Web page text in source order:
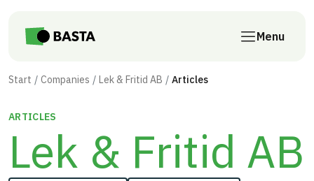
Menu
Start Companies Lek & Fritid AB Articles
ARTICLES
Lek & Fritid AB